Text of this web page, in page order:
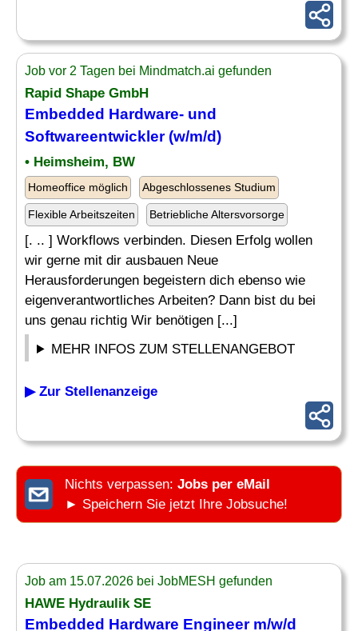
Job vor 2 Tagen bei Mindmatch.ai gefunden
Rapid Shape GmbH
Embedded Hardware- und
Softwareentwickler (w/m/d)
• Heimsheim, BW
Homeoffice möglich Abgeschlossenes Studium
Flexible Arbeitszeiten Betriebliche Altersvorsorge
[. .. ] Workflows verbinden. Diesen Erfolg wollen
wir gerne mit dir ausbauen Neue
Herausforderungen begeistern dich ebenso wie
eigenverantwortliches Arbeiten? Dann bist du bei
uns genau richtig Wir benötigen [...]
MEHR INFOS ZUM STELLENANGEBOT
▶ Zur Stellenanzeige
Nichts verpassen: Jobs per eMail
► Speichern Sie jetzt Ihre Jobsuche!
Job am 15.07.2026 bei JobMESH gefunden
HAWE Hydraulik SE
Embedded Hardware Engineer m/w/d